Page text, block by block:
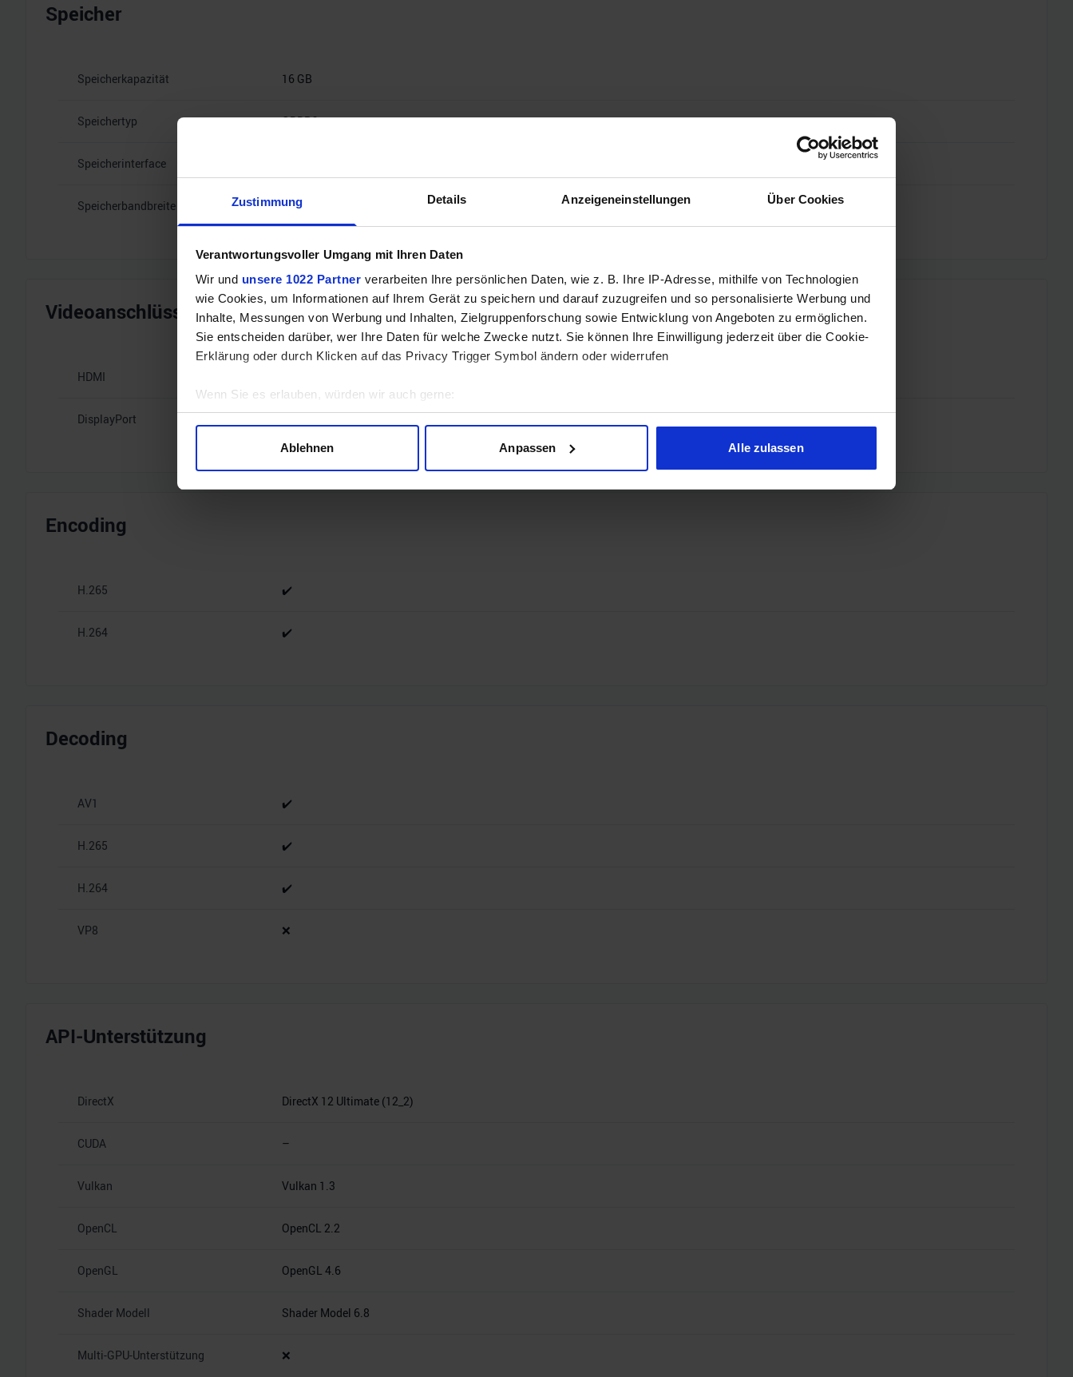
Zustimmung Details Anzeigeneinstellungen Über Cookies
Verantwortungsvoller Umgang mit Ihren Daten
Wir und unsere 1022 Partner verarbeiten Ihre persönlichen Daten, wie z. B. Ihre IP-Adresse, mithilfe von Technologien
wie Cookies, um Informationen auf Ihrem Gerät zu speichern und darauf zuzugreifen und so personalisierte Werbung und
Inhalte, Messungen von Werbung und Inhalten, Zielgruppenforschung sowie Entwicklung von Angeboten zu ermöglichen.
Sie entscheiden darüber, wer Ihre Daten für welche Zwecke nutzt. Sie können Ihre Einwilligung jederzeit über die Cookie-
Erklärung oder durch Klicken auf das Privacy Trigger Symbol ändern oder widerrufen
Wenn Sie es erlauben, würden wir auch gerne:
Informationen über Ihre geografische Lage erfassen, welche bis auf einige Meter genau sein können
Erfahren Sie mehr darüber, wie Ihre persönlichen Daten verarbeitet werden, und legen Sie Ihre Präferenzen im
der Dienste gesammelt haben.
Ablehnen Anpassen Alle zulassen
Speicher
Speicherkapazität 16 GB
Speichertyp GDDR6
Speicherinterface
Speicherbandbreite 20 Gbps
Videoanschlüsse
HDMI
DisplayPort
Encoding
H.265 ✔️
H.264 ✔️
Decoding
AV1 ✔️
H.265 ✔️
H.264 ✔️
VP8 ❌
API-Unterstützung
DirectX DirectX 12 Ultimate (12_2)
CUDA –
Vulkan Vulkan 1.3
OpenCL OpenCL 2.2
OpenGL OpenGL 4.6
Shader Modell Shader Model 6.8
Multi-GPU-Unterstützung ❌